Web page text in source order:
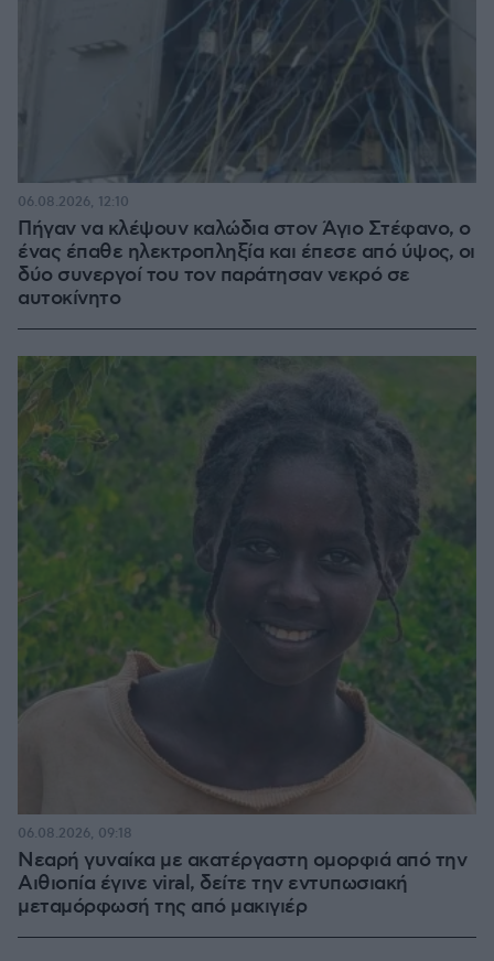
Πήγαν να κλέψουν καλώδια στον Άγιο Στέφανο, ο
ένας έπαθε ηλεκτροπληξία και έπεσε από ύψος, οι
δύο συνεργοί του τον παράτησαν νεκρό σε
αυτοκίνητο
06.08.2026, 12:10
Νεαρή γυναίκα με ακατέργαστη ομορφιά από την
Αιθιοπία έγινε viral, δείτε την εντυπωσιακή
μεταμόρφωσή της από μακιγιέρ
06.08.2026, 09:18